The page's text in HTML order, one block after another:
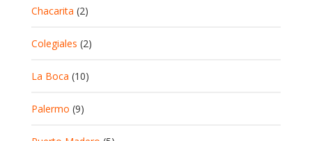
Chacarita (2)
Colegiales (2)
La Boca (10)
Palermo (9)